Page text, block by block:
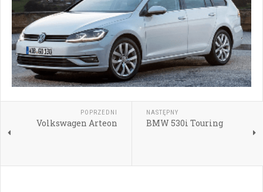
POPRZEDNI
Volkswagen Arteon
NASTĘPNY
BMW 530i Touring